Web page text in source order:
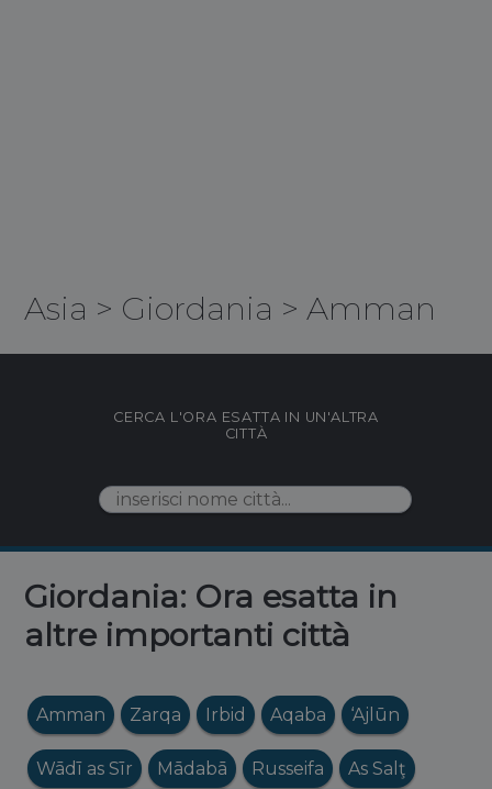
Asia > Giordania > Amman
CERCA L'ORA ESATTA IN UN'ALTRA
CITTÀ
Giordania: Ora esatta in
altre importanti città
Amman Zarqa Irbid Aqaba ‘Ajlūn
Wādī as Sīr Mādabā Russeifa As Salţ